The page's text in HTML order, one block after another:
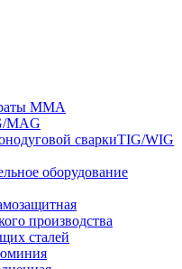
MMA
MAG
сваркиTIG/WIG
оборудование
производства
сталей